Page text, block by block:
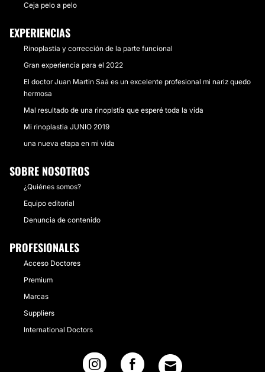
Ceja pelo a pelo
EXPERIENCIAS
Rinoplastía y corrección de la parte funcional
Gran experiencia para el 2022
El doctor Juan Martin Saá es un excelente profesional mi nariz quedo
hermosa
Mal resultado de una rinoplstía que esperé toda la vida
Mi rinoplastia JUNIO 2019
una nueva etapa en mi vida
SOBRE NOSOTROS
¿Quiénes somos?
Equipo editorial
Denuncia de contenido
PROFESIONALES
Acceso Doctores
Premium
Marcas
Suppliers
International Doctors